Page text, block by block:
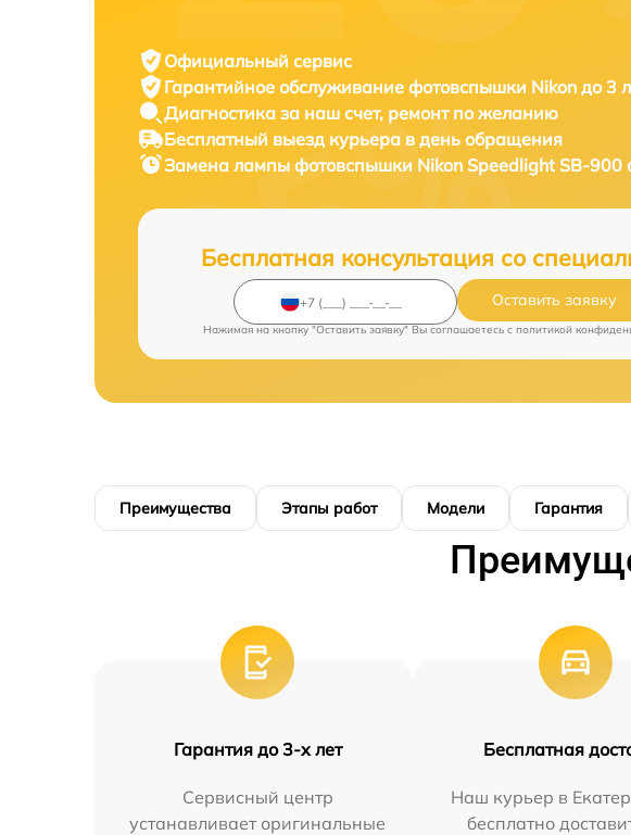
Официальный сервис
Гарантийное обслуживание фотовспышки Nikon до 3
Диагностика за наш счет, ремонт по желанию
Бесплатный выезд курьера в день обращения
Замена лампы фотовспышки Nikon Speedlight SB-900
Бесплатная консультация со
Оставить заявку
Нажимая на кнопку "Оставить заявку" Вы соглашаетесь c политикой
Преимущества Этапы работ Модели Гарантия
Гарантия до 3-х лет
Сервисный центр
устанавливает оригинальные
Бесплатная
Наш курьер в
бесплатно